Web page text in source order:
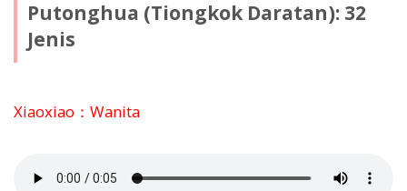
Putonghua (Tiongkok Daratan): 32
Jenis
Xiaoxiao：Wanita